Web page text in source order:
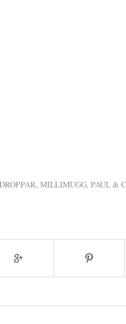
DROPPAR, MILLIMUGG, PAUL &